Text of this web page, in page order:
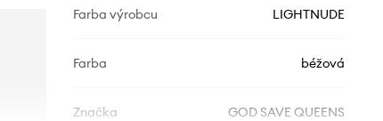
Farba výrobcu LIGHTNUDE
Farba béžová
Značka GOD SAVE QUEENS